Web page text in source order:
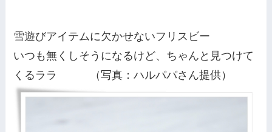
雪遊びアイテムに欠かせないフリスビー
いつも無くしそうになるけど、ちゃんと見つけて
くるララ （写真：ハルパパさん提供）